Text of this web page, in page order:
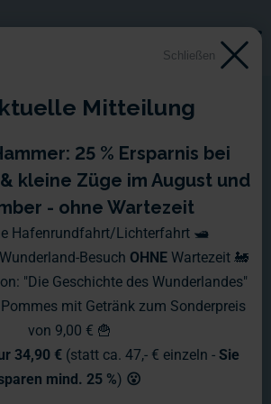
Schließen
Mitteilung
25 % Ersparnis bei
kleine Züge im August und
- ohne Wartezeit
Hafenrundfahrt/Lichterfahrt 🛥️
Besuch OHNE Wartezeit 🚂
"Die Geschichte des Wunderlandes"
mit Getränk zum Sonderpreis
von 9,00 € 🍟
34,90 € (statt ca. 47,- € einzeln - Sie
mind. 25 %) 😮